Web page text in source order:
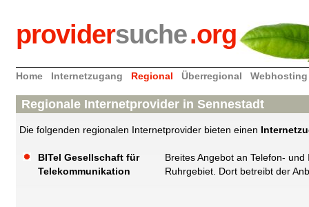
providersuche.org
Home Internetzugang Regional Überregional Webhosting
Regionale Internetprovider in Sennestadt
Die folgenden regionalen Internetprovider bieten einen
BITel Gesellschaft für
Telekommunikation
Breites Angebot an Telefon-
Ruhrgebiet. Dort betreibt der